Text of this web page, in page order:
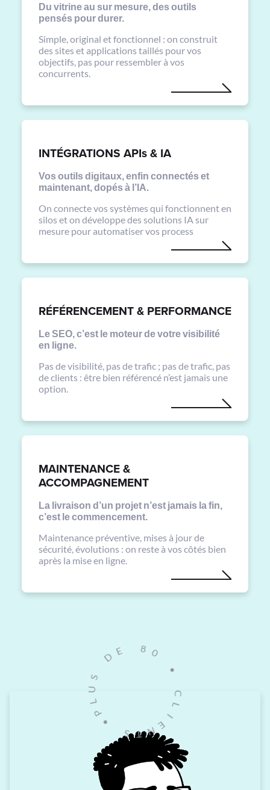
Du vitrine au sur mesure, des outils
pensés pour durer.
Simple, original et fonctionnel : on construit
des sites et applications taillés pour vos
objectifs, pas pour ressembler à vos
concurrents.
INTÉGRATIONS APIs & IA
Vos outils digitaux, enfin connectés et
maintenant, dopés à l’IA.
On connecte vos systèmes qui fonctionnent en
silos et on développe des solutions IA sur
mesure pour automatiser vos process
RÉFÉRENCEMENT & PERFORMANCE
Le SEO, c’est le moteur de votre visibilité
en ligne.
Pas de visibilité, pas de trafic ; pas de trafic, pas
de clients : être bien référencé n’est jamais une
option.
MAINTENANCE &
ACCOMPAGNEMENT
La livraison d’un projet n’est jamais la fin,
c’est le commencement.
Maintenance préventive, mises à jour de
sécurité, évolutions : on reste à vos côtés bien
après la mise en ligne.
L
U
S
D
E
8 •
C
I
E
N
T
S
•